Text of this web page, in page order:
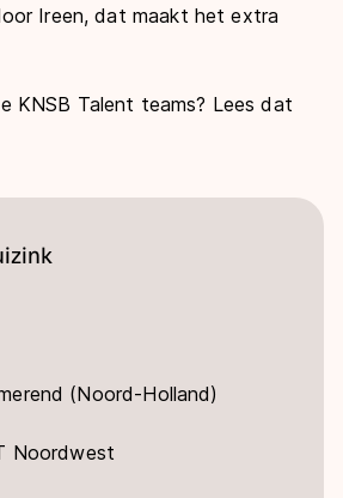
Ireen, dat maakt het extra
KNSB Talent teams? Lees dat
(Noord-Holland)
Noordwest